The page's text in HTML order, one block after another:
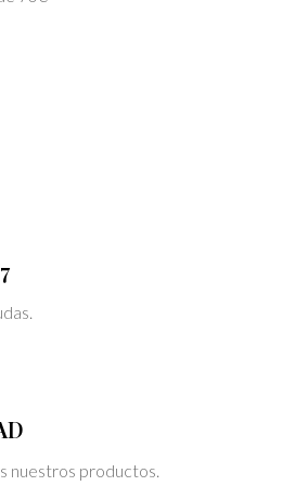
nuestros productos.